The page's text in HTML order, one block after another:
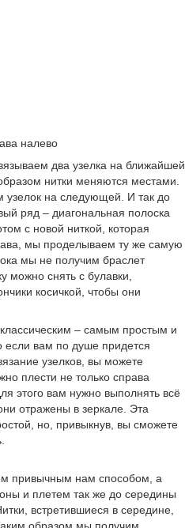
налево
два узелка на ближайшей
нитки меняются местами.
узелок на следующей. И так до
ряд – диагональная полоска
с новой ниткой, которая
мы проделываем ту же самую
мы не получим браслет
можно снять с булавки,
косичкой, чтобы они
– самым простым и
вам по душе придется
узелков, вы можете
плести не только справа
этого вам нужно выполнять всё
отражены в зеркале. Эта
но, привыкнув, вы сможете
привычным нам способом, а
и плетем так же до середины
встретившиеся в середине,